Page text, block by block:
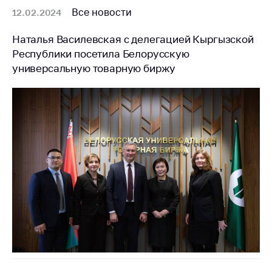
цен
Ценообразование
на лекарственные
медицинского
назначения и
медицинскую
технику
Решение Комиссии
по установлению
факта нарушения
(отсутствия)
нарушения
антимонопольного
законодательства
Предостережения и
12.02.2024 Все новости
Наталья Василевская с делегацией Кыргызской
Республики посетила Белорусскую
универсальную товарную биржу